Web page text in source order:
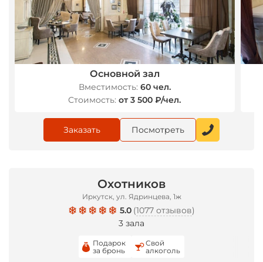
Основной зал
Вместимость: 60 чел.
Стоимость: от 3 500 ₽/чел.
Заказать Посмотреть
Охотников
Иркутск, ул. Ядринцева, 1ж
5.0 (1077 отзывов)
3 зала
Подарок
за бронь
Свой
алкоголь